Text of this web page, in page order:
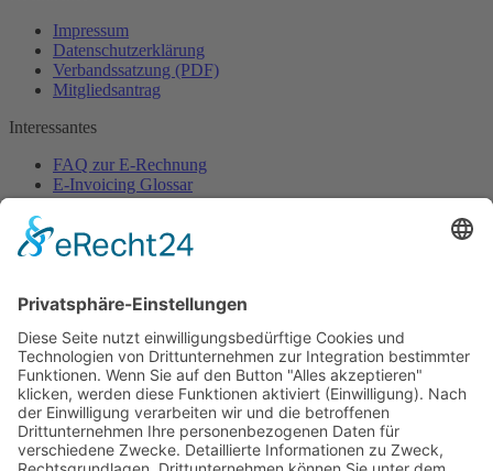
Impressum
Datenschutzerklärung
Verbandssatzung (PDF)
Mitgliedsantrag
Interessantes
FAQ zur E-Rechnung
E-Invoicing Glossar
Pressebereich
Ansprechpartner
Sekretariat
Verband elektronische Rechnung (VeR)
Schackstraße 2
80539 München
+49 (0)89 954 57 54 68 (Mo-Do)
sekretariat@verband-e-rechnung.org
Jetzt
Mitglied
werden